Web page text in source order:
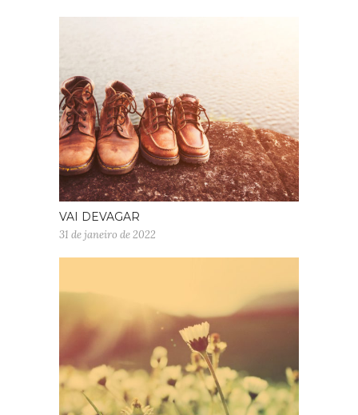
VAI DEVAGAR
31 de janeiro de 2022